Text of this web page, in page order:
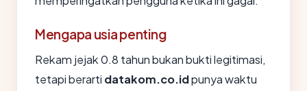
Mengapa usia penting
Rekam jejak 0.8 tahun bukan bukti legitimasi,
tetapi berarti datakom.co.idpunya waktu